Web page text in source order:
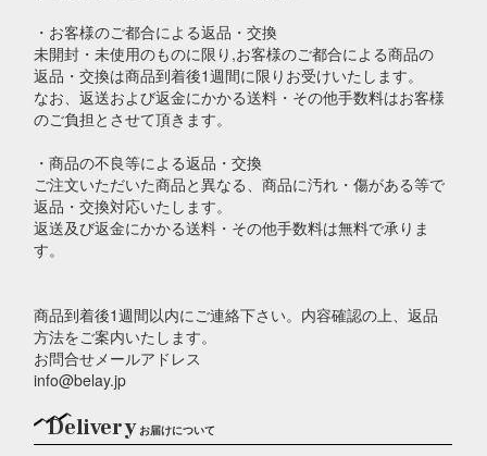
・お客様のご都合による返品・交換
未開封・未使用のものに限り,お客様のご都合による商品の
返品・交換は商品到着後1週間に限りお受けいたします。
なお、返送および返金にかかる送料・その他手数料はお客様
のご負担とさせて頂きます。
・商品の不良等による返品・交換
ご注文いただいた商品と異なる、商品に汚れ・傷がある等で
返品・交換対応いたします。
返送及び返金にかかる送料・その他手数料は無料で承りま
す。
商品到着後1週間以内にご連絡下さい。内容確認の上、返品
方法をご案内いたします。
お問合せメールアドレス
info@belay.jp
Deliveryお届けについて